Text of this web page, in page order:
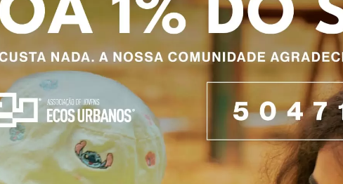
Cartas ao Pai Natal
Apoio Alimentar
Saber +